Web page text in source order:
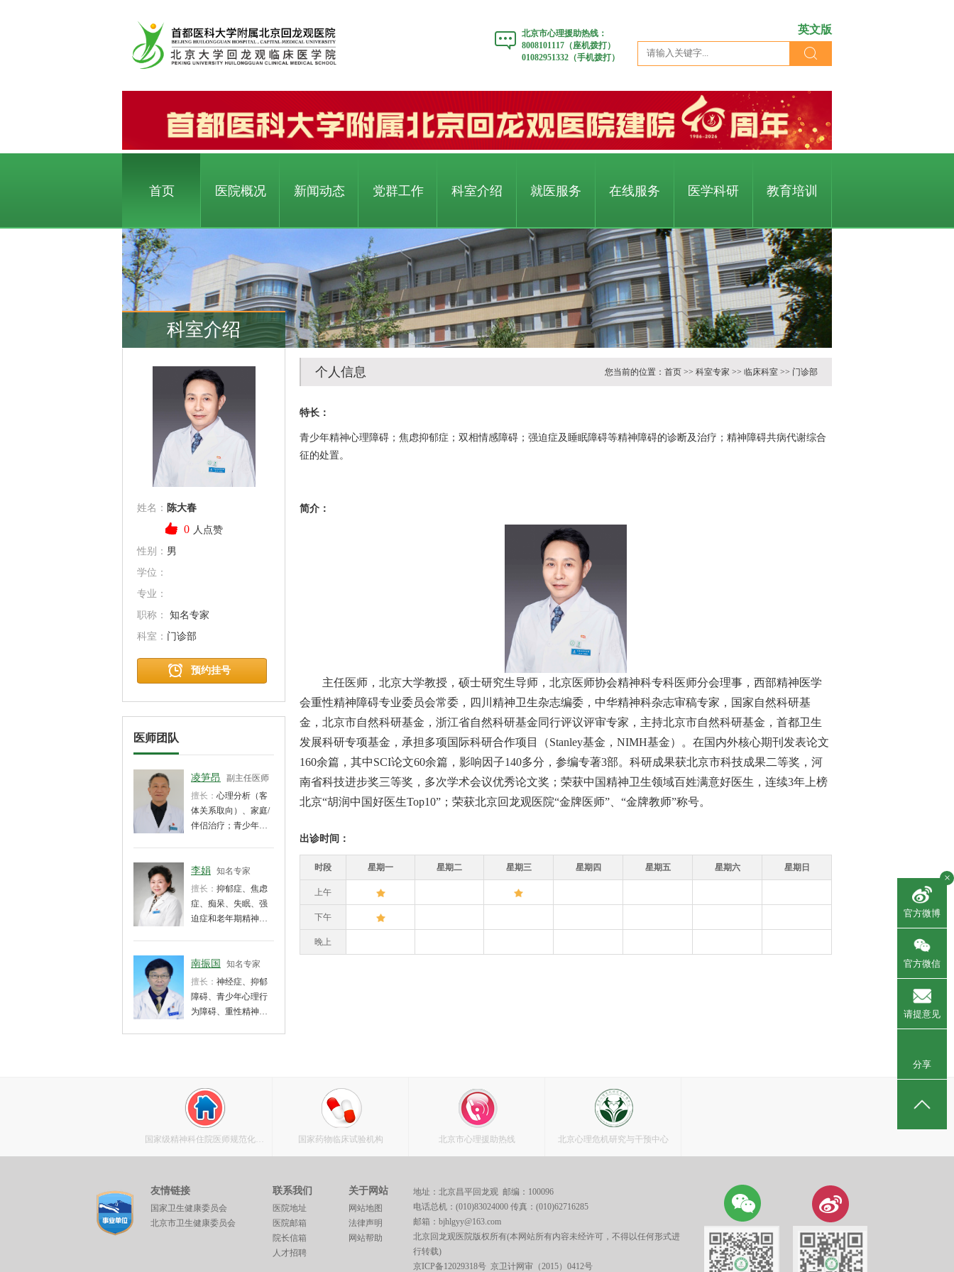
北京市心理援助热线：
8008101117（座机拨打）
01082951332（手机拨打）
英文版
首页 医院概况 新闻动态 党群工作 科室介绍 就医服务 在线服务 医学科研 教育培训
科室介绍
姓名： 陈大春
0 人点赞
性别： 男
学位：
专业：
职称：
知名专家
科室： 门诊部
预约挂号
医师团队
凌笋昂
副主任医师
擅长： 心理分析（客
体关系取向）、家庭/
伴侣治疗；青少年心
情感危机，焦虑症、
抑郁症、疑病症、强
迫症等的心理咨询与
治疗；各类人格障碍
李娟
知名专家
擅长： 抑郁症、焦虑
症、痴呆、失眠、强
迫症和老年期精神障
南振国
知名专家
擅长： 神经症、抑郁
障碍、青少年心理行
为障碍、重性精神疾
个人信息 您当前的位置： 首页 >> 科室专家 >> 临床科室 >> 门诊部
特长：
青少年精神心理障碍；焦虑抑郁症；双相情感障碍；强迫症及睡眠障碍等精神障碍的诊断及治疗；精神障碍共病代谢综合
征的处置。
简介：
主任医师，北京大学教授，硕士研究生导师，北京医师协会精神科专科医师分会理事，西部精神医学
会重性精神障碍专业委员会常委，四川精神卫生杂志编委，中华精神科杂志审稿专家，国家自然科研基
金，北京市自然科研基金，浙江省自然科研基金同行评议评审专家，主持北京市自然科研基金，首都卫生
发展科研专项基金，承担多项国际科研合作项目（Stanley基金，NIMH基金）。在国内外核心期刊发表论文
160余篇，其中SCI论文60余篇，影响因子140多分，参编专著3部。科研成果获北京市科技成果二等奖，河
南省科技进步奖三等奖，多次学术会议优秀论文奖；荣获中国精神卫生领域百姓满意好医生，连续3年上榜
北京“胡润中国好医生Top10”；荣获北京回龙观医院“金牌医师”、“金牌教师”称号。
出诊时间：
时段 星期一 星期二 星期三 星期四 星期五 星期六 星期日
上午
下午
晚上
国家级精神科住院医师规范化培
国家药物临床试验机构 北京市心理援助热线 北京心理危机研究与干预中心
友情链接
国家卫生健康委员会
北京市卫生健康委员会
联系我们
医院地址
医院邮箱
院长信箱
人才招聘
关于网站
网站地图
法律声明
网站帮助
地址：北京昌平回龙观 邮编：100096
电话总机：(010)83024000 传真：(010)62716285
邮箱：bjhlgyy@163.com
北京回龙观医院版权所有(本网站所有内容未经许可，不得以任何形式进
行转载)
京ICP备12029318号 京卫计网审（2015）0412号
×
官方微博
官方微信
请提意见
分享